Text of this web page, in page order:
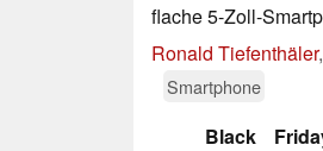
flache 5-Zoll-
Ronald Tiefenthäler,
Smartphone
Black